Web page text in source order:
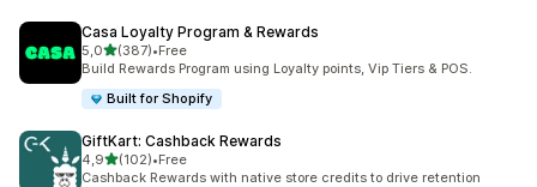
Casa Loyalty Program & Rewards
5,0av 5 stjerner
(387)
Totalt 387 omtaler
•Free
Build Rewards Program using Loyalty points, Vip Tiers & POS.
Built for Shopify
GiftKart: Cashback Rewards
4,9av 5 stjerner
(102)
Totalt 102 omtaler
•Free
Cashback Rewards with native store credits to drive retention